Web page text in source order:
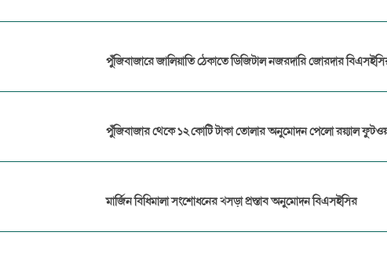
পুঁজিবাজারে জালিয়াতি ঠেকাতে ডিজিটাল নজরদারি জোরদার
পুঁজিবাজার থেকে ১২ কোটি টাকা তোলার অনুমোদন পেলো রয়্যাল
মার্জিন বিধিমালা সংশোধনের খসড়া প্রস্তাব অনুমোদন বিএসইসির